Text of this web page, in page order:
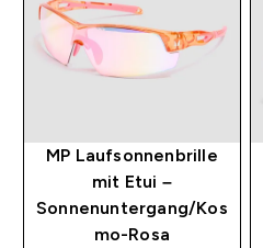
MP Laufsonnenbrille
mit Etui –
Sonnenuntergang/Kos
mo-Rosa